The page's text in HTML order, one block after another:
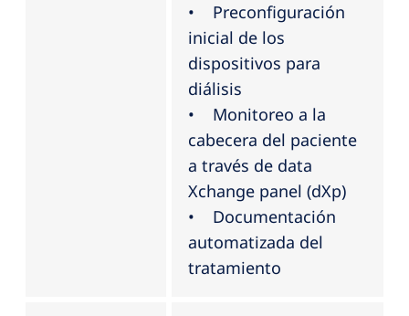
• Preconfiguración
inicial de los
dispositivos para
diálisis
• Monitoreo a la
cabecera del paciente
a través de data
Xchange panel (dXp)
• Documentación
automatizada del
tratamiento